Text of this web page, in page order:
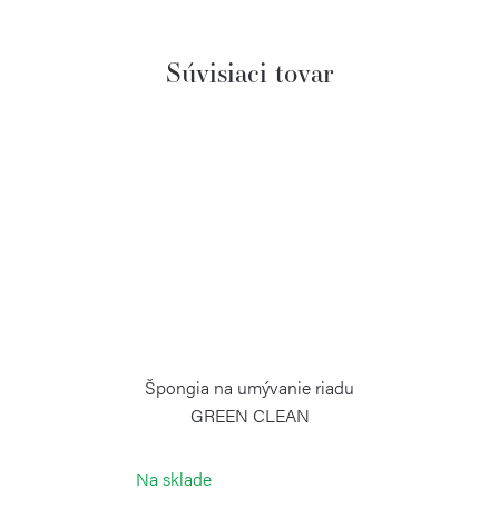
Súvisiaci tovar
Špongia na umývanie riadu
GREEN CLEAN
Na sklade